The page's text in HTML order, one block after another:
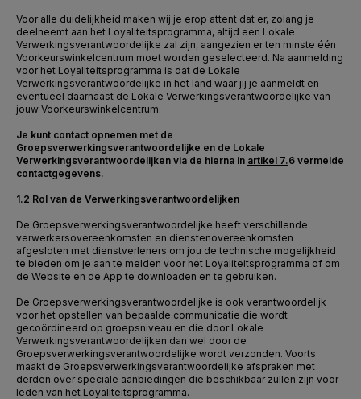
Voor alle duidelijkheid maken wij je erop attent dat er, zolang je
deelneemt aan het Loyaliteitsprogramma, altijd een Lokale
Verwerkingsverantwoordelijke zal zijn, aangezien er ten minste één
Voorkeurswinkelcentrum moet worden geselecteerd. Na aanmelding
voor het Loyaliteitsprogramma is dat de Lokale
Verwerkingsverantwoordelijke in het land waar jij je aanmeldt en
eventueel daarnaast de Lokale Verwerkingsverantwoordelijke van
jouw Voorkeurswinkelcentrum.
Je kunt contact opnemen met de
Groepsverwerkingsverantwoordelijke en de Lokale
Verwerkingsverantwoordelijken via de hierna in artikel 7.6 vermelde
contactgegevens.
1.2 Rol van de Verwerkingsverantwoordelijken
De Groepsverwerkingsverantwoordelijke heeft verschillende
verwerkersovereenkomsten en dienstenovereenkomsten
afgesloten met dienstverleners om jou de technische mogelijkheid
te bieden om je aan te melden voor het Loyaliteitsprogramma of om
de Website en de App te downloaden en te gebruiken.
De Groepsverwerkingsverantwoordelijke is ook verantwoordelijk
voor het opstellen van bepaalde communicatie die wordt
gecoördineerd op groepsniveau en die door Lokale
Verwerkingsverantwoordelijken dan wel door de
Groepsverwerkingsverantwoordelijke wordt verzonden. Voorts
maakt de Groepsverwerkingsverantwoordelijke afspraken met
derden over speciale aanbiedingen die beschikbaar zullen zijn voor
leden van het Loyaliteitsprogramma.